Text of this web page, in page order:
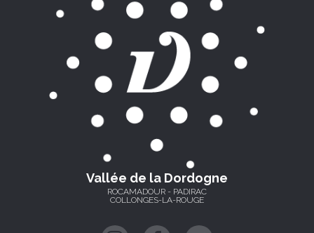
Vallée de la Dordogne
ROCAMADOUR - PADIRAC
COLLONGES-LA-ROUGE